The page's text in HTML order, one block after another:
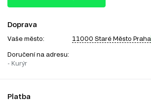
Doprava
Vaše město: 11000 Staré Město Praha
Doručení na adresu:
- Kurýr
Platba